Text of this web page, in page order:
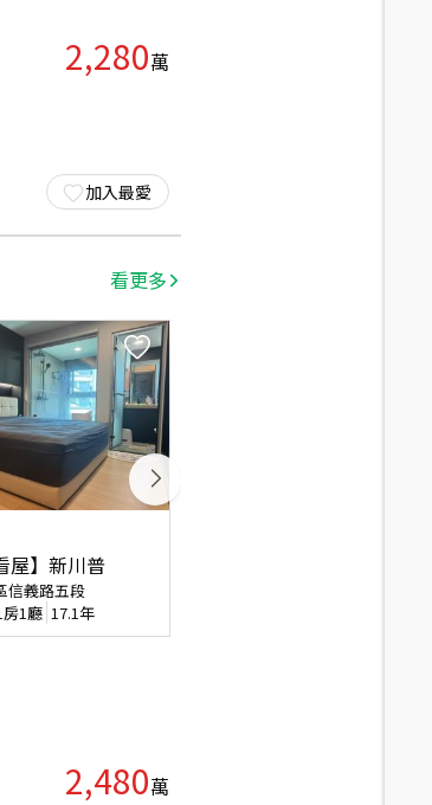
2,280萬
加入最愛
看更多
屋】新川普
信義路五段
房1廳 17.1年
2,480萬